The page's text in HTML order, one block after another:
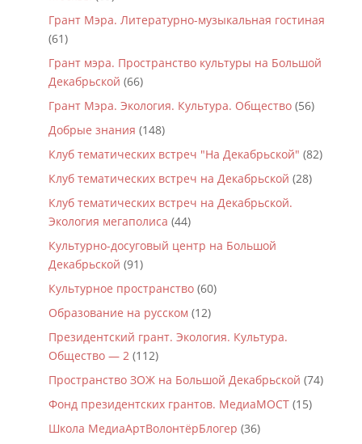
Грант Мэра. Литературно-музыкальная гостиная
(61)
Грант мэра. Пространство культуры на Большой
Декабрьской (66)
Грант Мэра. Экология. Культура. Общество(56)
Добрые знания (148)
Клуб тематических встреч "На Декабрьской" (82)
Клуб тематических встреч на Декабрьской (28)
Клуб тематических встреч на Декабрьской.
Экология мегаполиса (44)
Культурно-досуговый центр на Большой
Декабрьской (91)
Культурное пространство(60)
Образование на русском (12)
Президентский грант. Экология. Культура.
Общество — 2(112)
Пространство ЗОЖ на Большой Декабрьской (74)
Фонд президентских грантов. МедиаМОСТ(15)
Школа МедиаАртВолонтёрБлогер (36)